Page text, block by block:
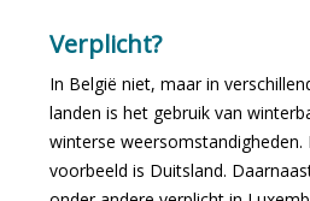
Verplicht?
In België niet, maar in
landen is het gebruik van
winterse weersomstandigheden.
voorbeeld is Duitsland.